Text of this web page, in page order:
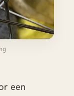
een